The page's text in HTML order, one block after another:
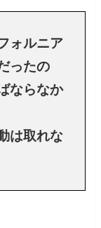
ォルニア
ったの
ならなか
は取れな